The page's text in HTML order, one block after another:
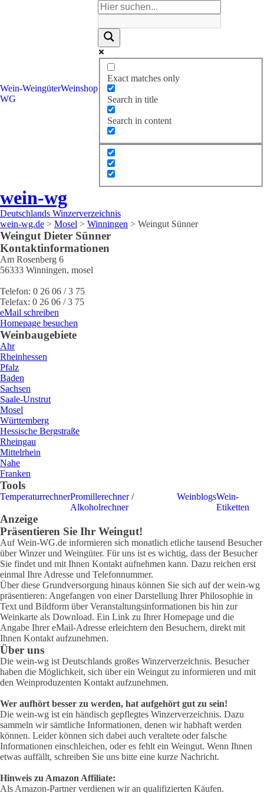
Wein-
WG
WeingüterWeinshop
Exact matches only
Search in title
Search in content
wein-wg
Deutschlands Winzerverzeichnis
wein-wg.de > Mosel > Winningen > Weingut Sünner
Weingut Dieter Sünner
Kontaktinformationen
Am Rosenberg 6
56333 Winningen, mosel
Telefon: 0 26 06 / 3 75
Telefax: 0 26 06 / 3 75
eMail schreiben
Homepage besuchen
Weinbaugebiete
Ahr
Rheinhessen
Pfalz
Baden
Sachsen
Saale-Unstrut
Mosel
Württemberg
Hessische Bergstraße
Rheingau
Mittelrhein
Nahe
Franken
Tools
TemperaturrechnerPromillerechner /
Alkoholrechner
WeinblogsWein-
Etiketten
Anzeige
Präsentieren Sie Ihr Weingut!
Auf Wein-WG.de informieren sich monatlich etliche tausend Besucher
über Winzer und Weingüter. Für uns ist es wichtig, dass der Besucher
Sie findet und mit Ihnen Kontakt aufnehmen kann. Dazu reichen erst
einmal Ihre Adresse und Telefonnummer.
Über diese Grundversorgung hinaus können Sie sich auf der wein-wg
präsentieren: Angefangen von einer Darstellung Ihrer Philosophie in
Text und Bildform über Veranstaltungsinformationen bis hin zur
Weinkarte als Download. Ein Link zu Ihrer Homepage und die
Angabe Ihrer eMail-Adresse erleichtern den Besuchern, direkt mit
Ihnen Kontakt aufzunehmen.
Über uns
Die wein-wg ist Deutschlands großes Winzerverzeichnis. Besucher
haben die Möglichkeit, sich über ein Weingut zu informieren und mit
den Weinproduzenten Kontakt aufzunehmen.
Wer aufhört besser zu werden, hat aufgehört gut zu sein!
Die wein-wg ist ein händisch gepflegtes Winzerverzeichnis. Dazu
sammeln wir sämtliche Informationen, denen wir habhaft werden
können. Leider können sich dabei auch veraltete oder falsche
Informationen einschleichen, oder es fehlt ein Weingut. Wenn Ihnen
etwas auffällt, schreiben Sie uns bitte eine kurze Nachricht.
Hinweis zu Amazon Affiliate:
Als Amazon-Partner verdienen wir an qualifizierten Käufen.